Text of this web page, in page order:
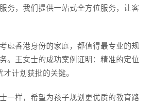
务，我们提供一站式全方位服务，让客
虑香港身份的家庭，都值得最专业的规
。王女士的成功案例证明：精准的定位
计划获批的关键。
一样，希望为孩子规划更优质的教育路